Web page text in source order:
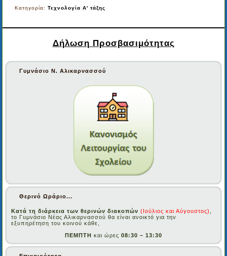
Κατηγορία:Τεχνολογία Α' τάξης
Δήλωση Προσβασιμότητας
Γυμνάσιο Ν. Αλικαρνασσού
Θερινό Ωράριο...
Κατά τη διάρκεια των θερινών διακοπών (Ιούλιος και Αύγουστος)
το Γυμνάσιο Νέας Αλικαρνασσού θα είναι ανοικτό για την
εξυπηρέτηση του κοινού κάθε,
ΠΕΜΠΤΗ και ώρες 08:30 – 13:30